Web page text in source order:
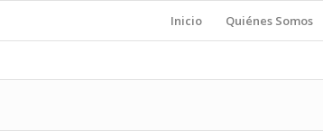
Inicio Quiénes Somos